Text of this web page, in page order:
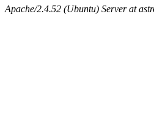
Apache/2.4.52 (Ubuntu) Server at